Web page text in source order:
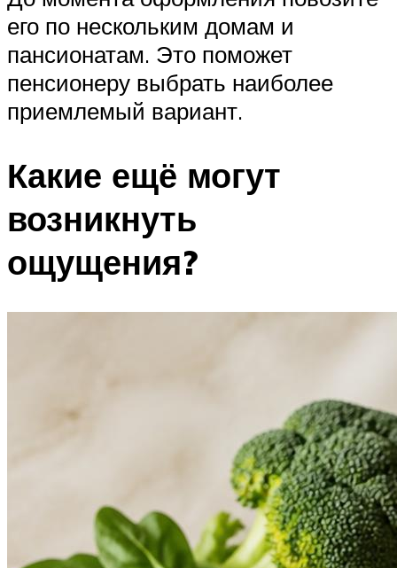
его по нескольким домам и
пансионатам. Это поможет
пенсионеру выбрать наиболее
приемлемый вариант.
Какие ещё могут
возникнуть
ощущения?